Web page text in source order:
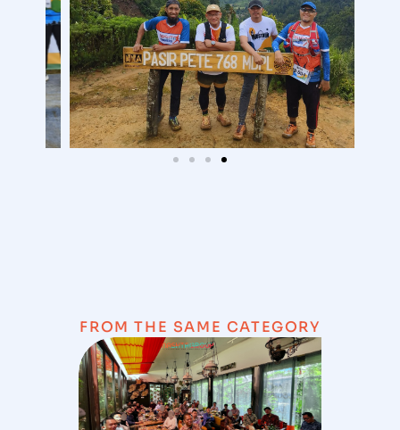
FROM THE SAME CATEGORY